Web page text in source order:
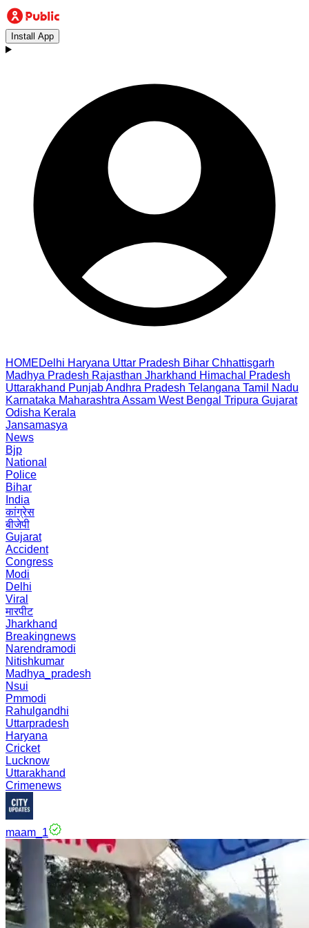
Install App
HOMEDelhi Haryana Uttar Pradesh Bihar Chhattisgarh
Madhya Pradesh Rajasthan Jharkhand Himachal Pradesh
Uttarakhand PunjabAndhra Pradesh Telangana Tamil Nadu
Karnataka Maharashtra Assam West Bengal Tripura Gujarat
Odisha Kerala
Jansamasya
News
Bjp
National
Police
Bihar
India
कांग्रेस
बीजेपी
Gujarat
Accident
Congress
Modi
Delhi
Viral
मारपीट
Jharkhand
Breakingnews
Narendramodi
Nitishkumar
Madhya_pradesh
Nsui
Pmmodi
Rahulgandhi
Uttarpradesh
Haryana
Cricket
Lucknow
Uttarakhand
Crimenews
maam_1